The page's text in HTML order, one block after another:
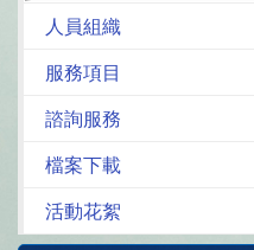
人員組織
服務項目
諮詢服務
檔案下載
活動花絮